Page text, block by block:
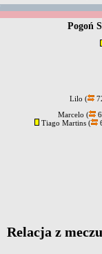
Pogoń
Lilo (
Marcelo (
Tiago Martins (
Relacja z meczu